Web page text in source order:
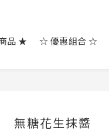
品 ★ ☆ 優惠組合 ☆
無糖花生抹醬